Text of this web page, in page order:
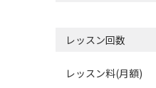
レッスン回数
レッスン料(月額)